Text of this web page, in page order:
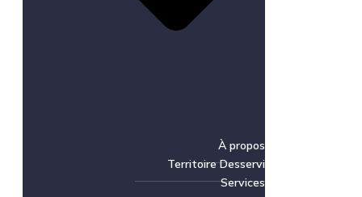
À propos
Territoire Desservi
Services